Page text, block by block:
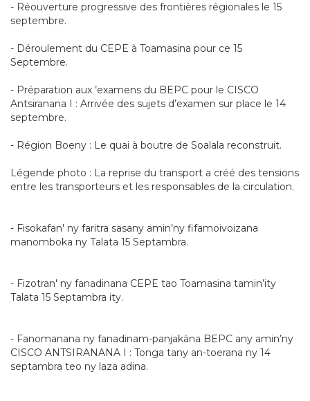
- Réouverture progressive des frontières régionales le 15
septembre.
- Déroulement du CEPE à Toamasina pour ce 15
Septembre.
- Préparation aux ’examens du BEPC pour le CISCO
Antsiranana I : Arrivée des sujets d’examen sur place le 14
septembre.
- Région Boeny : Le quai à boutre de Soalala reconstruit.
Légende photo : La reprise du transport a créé des tensions
entre les transporteurs et les responsables de la circulation.
- Fisokafan' ny faritra sasany amin’ny fifamoivoizana
manomboka ny Talata 15 Septambra.
- Fizotran' ny fanadinana CEPE tao Toamasina tamin’ity
Talata 15 Septambra ity.
- Fanomanana ny fanadinam-panjakàna BEPC any amin’ny
CISCO ANTSIRANANA I : Tonga tany an-toerana ny 14
septambra teo ny laza adina.